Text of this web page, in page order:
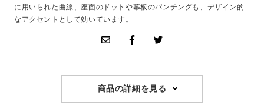
に用いられた曲線、座面のドットや幕板のパンチングも、デザイン的
なアクセントとして効いています。
商品の詳細を見る